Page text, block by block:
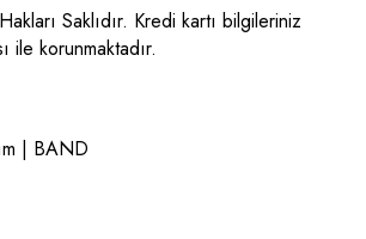
Saklıdır. Kredi kartı bilgileriniz
ile korunmaktadır.